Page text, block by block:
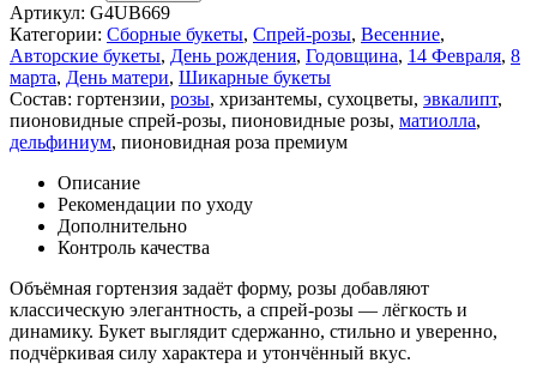
Артикул: G4UB669
Категории: Сборные букеты, Спрей-розы, Весенние,
Авторские букеты, День рождения, Годовщина, 14 Февраля, 8
марта, День матери, Шикарные букеты
Состав: гортензии, розы, хризантемы, сухоцветы, эвкалипт,
пионовидные спрей-розы, пионовидные розы, матиолла,
дельфиниум, пионовидная роза премиум
Описание
Рекомендации по уходу
Дополнительно
Контроль качества
Объёмная гортензия задаёт форму, розы добавляют
классическую элегантность, а спрей-розы — лёгкость и
динамику. Букет выглядит сдержанно, стильно и уверенно,
подчёркивая силу характера и утончённый вкус.